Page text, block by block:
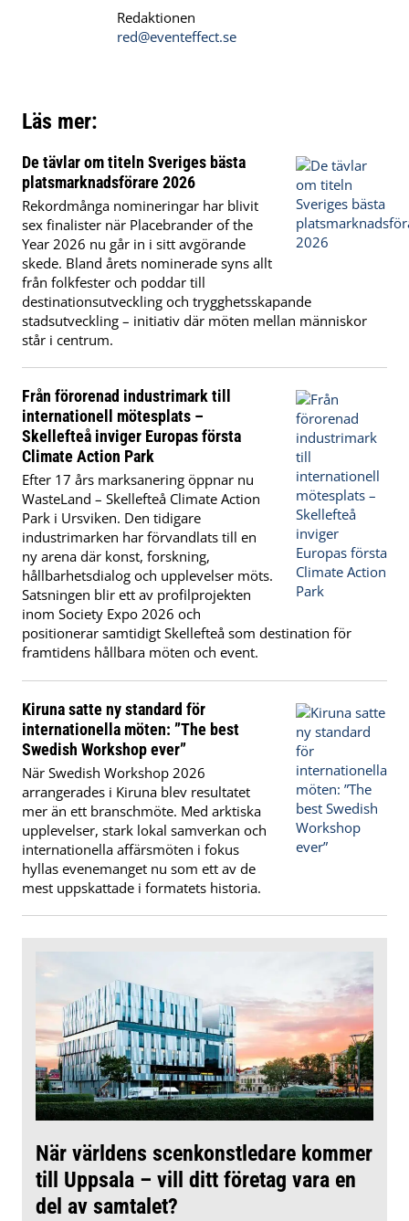
Redaktionen
red@eventeffect.se
Läs mer:
De tävlar om titeln Sveriges bästa
platsmarknadsförare 2026
Rekordmånga nomineringar har blivit
sex finalister när Placebrander of the
Year 2026 nu går in i sitt avgörande
skede. Bland årets nominerade syns allt
från folkfester och poddar till
destinationsutveckling och trygghetsskapande
stadsutveckling – initiativ där möten mellan människor
står i centrum.
Från förorenad industrimark till
internationell mötesplats –
Skellefteå inviger Europas första
Climate Action Park
Efter 17 års marksanering öppnar nu
WasteLand – Skellefteå Climate Action
Park i Ursviken. Den tidigare
industrimarken har förvandlats till en
ny arena där konst, forskning,
hållbarhetsdialog och upplevelser möts.
Satsningen blir ett av profilprojekten
inom Society Expo 2026 och
positionerar samtidigt Skellefteå som destination för
framtidens hållbara möten och event.
Kiruna satte ny standard för
internationella möten: ”The best
Swedish Workshop ever”
När Swedish Workshop 2026
arrangerades i Kiruna blev resultatet
mer än ett branschmöte. Med arktiska
upplevelser, stark lokal samverkan och
internationella affärsmöten i fokus
hyllas evenemanget nu som ett av de
mest uppskattade i formatets historia.
När världens scenkonstledare kommer
till Uppsala – vill ditt företag vara en
del av samtalet?